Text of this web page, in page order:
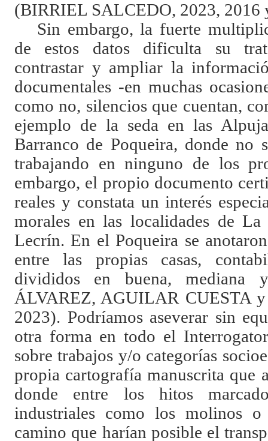
(BIRRIEL SALCEDO, 2023, 2016
Sin embargo, la fuerte
de estos datos dificulta su
contrastar y ampliar la
documentales -en muchas
como no, silencios que cuentan,
ejemplo de la seda en las
Barranco de Poqueira, donde no
trabajando en ninguno de los
embargo, el propio documento
reales y constata un interés
morales en las localidades de
Lecrín. En el Poqueira se
entre las propias casas,
divididos en buena, mediana
ÁLVAREZ, AGUILAR CUESTA
2023). Podríamos aseverar sin
otra forma en todo el
sobre trabajos y/o categorías
propia cartografía manuscrita que
donde entre los hitos
industriales como los molinos o
camino que harían posible el